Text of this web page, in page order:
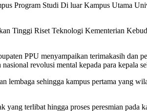
Program Studi Di luar Kampus Utama
Tinggi Riset Teknologi Kementerian
PPU menyampaikan terimakasih dan
revolusi mental kepada para kepala
lembaga sehingga kampus pertama yang
yang terlibat hingga proses peresmian pada